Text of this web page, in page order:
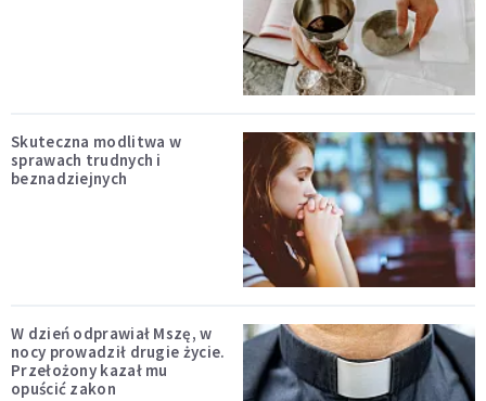
Skuteczna modlitwa w
sprawach trudnych i
beznadziejnych
W dzień odprawiał Mszę, w
nocy prowadził drugie życie.
Przełożony kazał mu
opuścić zakon